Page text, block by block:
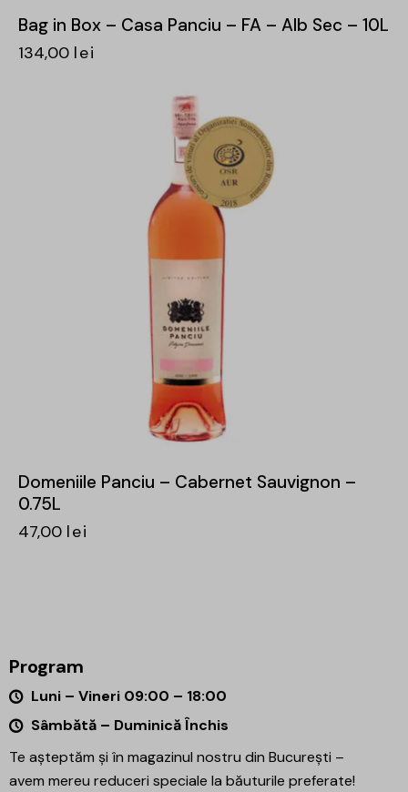
Bag in Box – Casa Panciu – FA – Alb Sec – 10L
134,00 lei
Domeniile Panciu – Cabernet Sauvignon –
0.75L
47,00 lei
Program
Luni – Vineri 09:00 – 18:00
Sâmbătă – Duminică Închis
Te așteptăm și în magazinul nostru din București –
avem mereu reduceri speciale la băuturile preferate!